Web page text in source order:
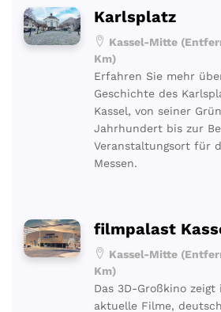
Karlsplatz
Kassel-Mitte
Km)
Erfahren Sie mehr
Geschichte des
Kassel, von seiner
Jahrhundert bis zur
Veranstaltungsort für
Messen.
filmpalast
Kassel-Mitte
Km)
Das 3D-Großkino zeigt
aktuelle Filme,